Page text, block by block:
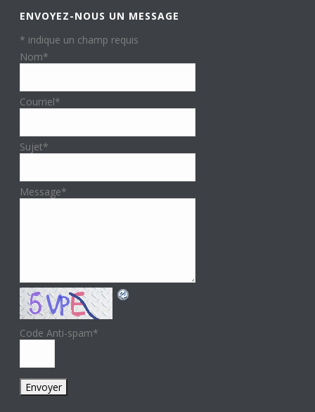
ENVOYEZ-NOUS UN MESSAGE
* indique un champ requis
Nom*
Courriel*
Sujet*
Message*
Code Anti-spam*